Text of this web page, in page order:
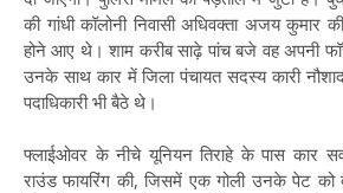
की गांधी कॉलोनी निवासी अधिवक्ता अजय कुमार
होने आए थे। शाम करीब साढ़े पांच बजे वह अपनी
उनके साथ कार में जिला पंचायत सदस्य कारी
पदाधिकारी भी बैठे थे।
फ्लाईओवर के नीचे यूनियन तिराहे के पास कार
राउंड फायरिंग की, जिसमें एक गोली उनके पेट